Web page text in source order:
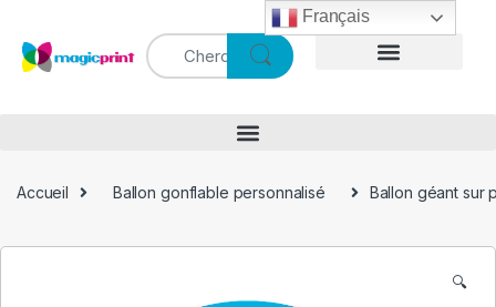
Accueil Ballon gonflable personnalisé Ballon géant sur
🔍
Français